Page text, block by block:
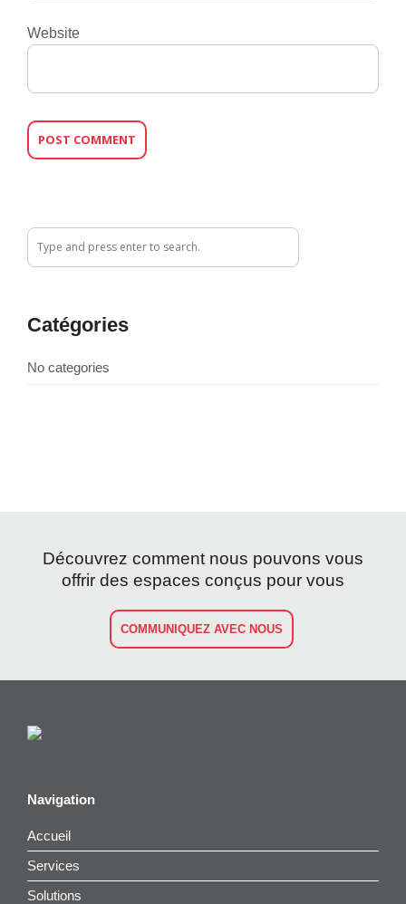
Website
Catégories
No categories
Découvrez comment nous pouvons vous
offrir des espaces conçus pour vous
COMMUNIQUEZ AVEC NOUS
Navigation
Accueil
Services
Solutions